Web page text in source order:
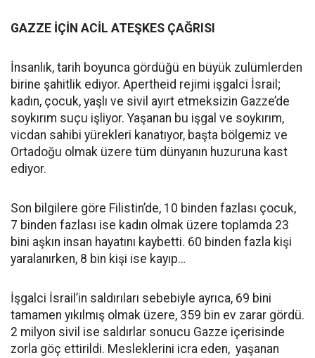
GAZZE İÇİN ACİL ATEŞKES ÇAĞRISI
İnsanlık, tarih boyunca gördüğü en büyük zulümlerden
birine şahitlik ediyor. Apertheid rejimi işgalci İsrail;
kadın, çocuk, yaşlı ve sivil ayırt etmeksizin Gazze’de
soykırım suçu işliyor. Yaşanan bu işgal ve soykırım,
vicdan sahibi yürekleri kanatıyor, başta bölgemiz ve
Ortadoğu olmak üzere tüm dünyanın huzuruna kast
ediyor.
Son bilgilere göre Filistin’de, 10 binden fazlası çocuk,
7 binden fazlası ise kadın olmak üzere toplamda 23
bini aşkın insan hayatını kaybetti. 60 binden fazla kişi
yaralanırken, 8 bin kişi ise kayıp…
İşgalci İsrail’in saldırıları sebebiyle ayrıca, 69 bini
tamamen yıkılmış olmak üzere, 359 bin ev zarar gördü.
2 milyon sivil ise saldırlar sonucu Gazze içerisinde
zorla göç ettirildi. Mesleklerini icra eden, yaşanan